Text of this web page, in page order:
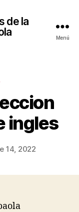
de la
Menú
ingles
14, 2022